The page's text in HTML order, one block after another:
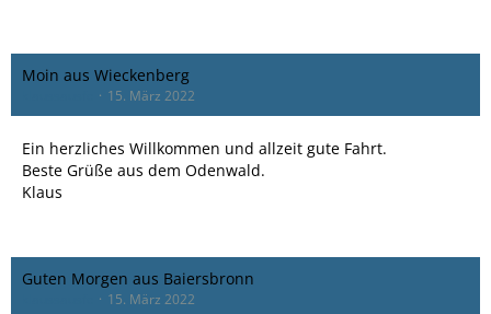
Moin aus Wieckenberg
15. März 2022
Ein herzliches Willkommen und allzeit gute Fahrt.
Beste Grüße aus dem Odenwald.
Klaus
Guten Morgen aus Baiersbronn
15. März 2022